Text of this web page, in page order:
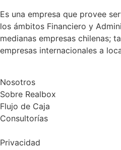
Es una empresa que provee
los ámbitos Financiero y
medianas empresas chilenas;
empresas internacionales a
Nosotros
Sobre Realbox
Flujo de Caja
Consultorías
Privacidad